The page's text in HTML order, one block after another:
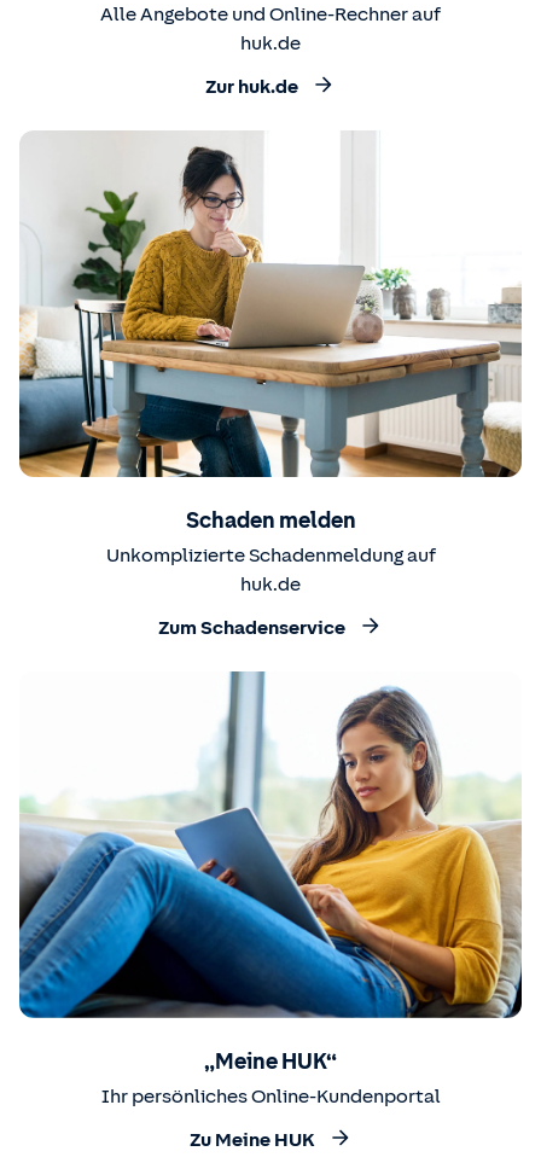
Alle Angebote und Online-Rechner auf
huk.de
Zur huk.de
Schaden melden
Unkomplizierte Schadenmeldung auf
huk.de
Zum Schadenservice
„Meine HUK“
Ihr persönliches Online-Kundenportal
Zu Meine HUK